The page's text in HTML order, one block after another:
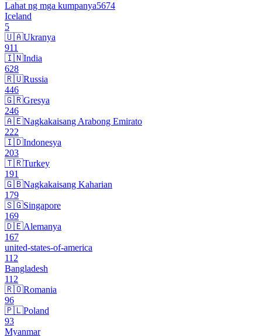
Lahat ng mga kumpanya5674
Iceland
5
🇺🇦Ukranya
911
🇮🇳India
628
🇷🇺Russia
446
🇬🇷Gresya
246
🇦🇪Nagkakaisang Arabong Emirato
222
🇮🇩Indonesya
203
🇹🇷Turkey
191
🇬🇧Nagkakaisang Kaharian
179
🇸🇬Singapore
169
🇩🇪Alemanya
167
united-states-of-america
112
Bangladesh
112
🇷🇴Romania
96
🇵🇱Poland
93
Myanmar